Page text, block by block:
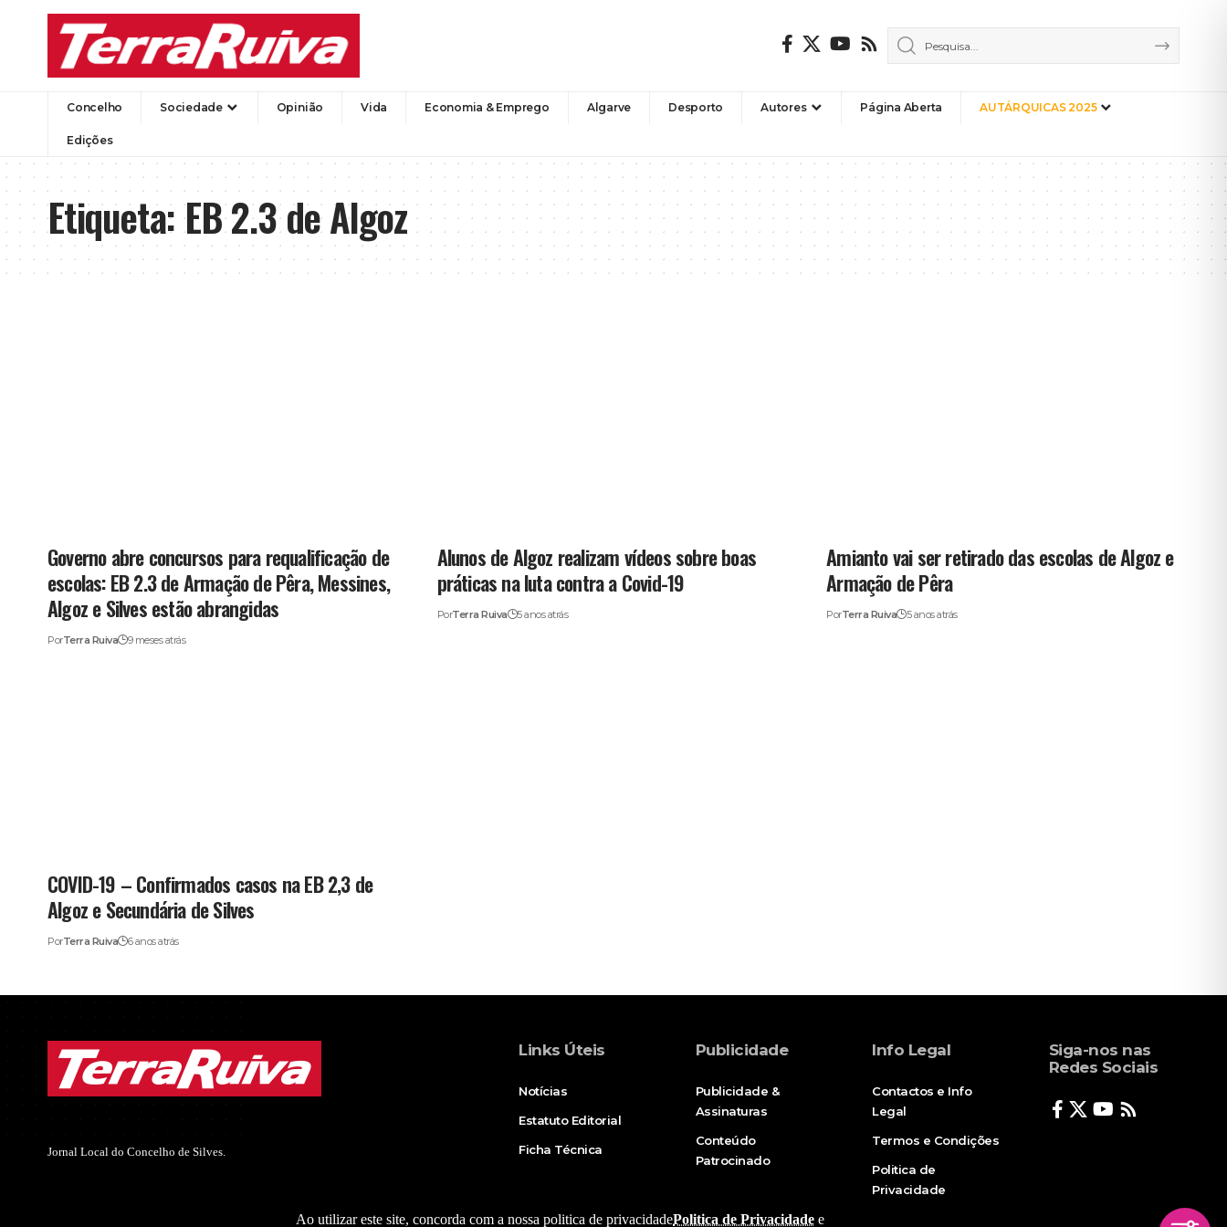
Ao utilizar este site, concorda com a nossa politica de privacidadePolitica de Privacidade e
Concelho Sociedade Opinião Vida Economia & Emprego Algarve Desporto Autores Página Aberta AUTÁRQUICAS 2025
Edições
Etiqueta:EB 2.3 de Algoz
Governo abre concursos para requalificação de
escolas: EB 2.3 de Armação de Pêra, Messines,
Algoz e Silves estão abrangidas
PorTerra Ruiva 9 meses atrás
Alunos de Algoz realizam vídeos sobre boas
práticas na luta contra a Covid-19
PorTerra Ruiva 5 anos atrás
Amianto vai ser retirado das escolas de Algoz e
Armação de Pêra
PorTerra Ruiva 5 anos atrás
COVID-19 – Confirmados casos na EB 2,3 de
Algoz e Secundária de Silves
PorTerra Ruiva 6 anos atrás
Jornal Local do Concelho de Silves.
Links Úteis
Notícias
Estatuto Editorial
Ficha Técnica
Publicidade
Publicidade &
Assinaturas
Conteúdo
Patrocinado
Info Legal
Contactos e Info
Legal
Termos e Condições
Politica de
Privacidade
Siga-nos nas
Redes Sociais